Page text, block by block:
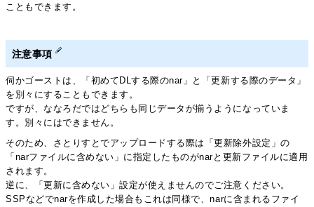
こともできます。
注意事項
伺かゴーストは、「初めてDLする際のnar」と「更新する際のデータ」
を別々にすることもできます。
ですが、ななろだではどちらも同じデータが揃うようになっていま
す。別々にはできません。
そのため、さとりすとでアップロードする際は「更新除外設定」の
「narファイルに含めない」に指定したものがnarと更新ファイルに適用
されます。
逆に、「更新に含めない」設定が使えませんのでご注意ください。
SSPなどでnarを作成した場合もこれは同様で、narに含まれるファイ